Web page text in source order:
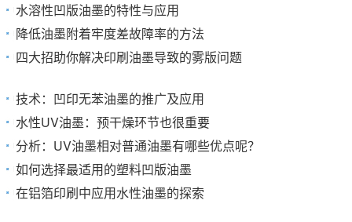
水溶性凹版油墨的特性与应用
降低油墨附着牢度差故障率的方法
四大招助你解决印刷油墨导致的雾版问题
技术：凹印无苯油墨的推广及应用
水性UV油墨：预干燥环节也很重要
分析：UV油墨相对普通油墨有哪些优点呢？
如何选择最适用的塑料凹版油墨
在铝箔印刷中应用水性油墨的探索